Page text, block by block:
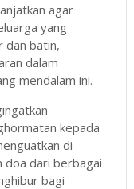
agar
yang
dan batin,
dalam
mendalam ini.
kepada
di
doa dari berbagai
bagi